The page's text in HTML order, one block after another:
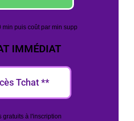
min puis coût par min supp
IMMÉDIAT
Tchat **
gratuits à l'inscription